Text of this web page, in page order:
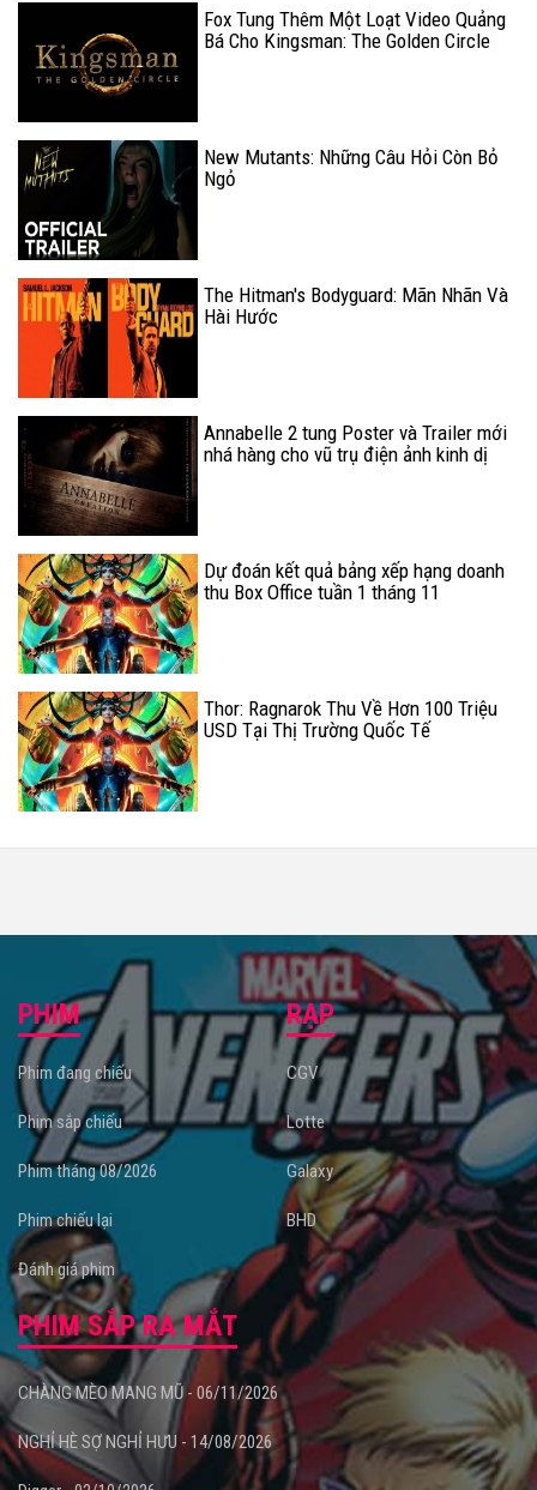
Fox Tung Thêm Một Loạt Video Quảng
Bá Cho Kingsman: The Golden Circle
New Mutants: Những Câu Hỏi Còn Bỏ
Ngỏ
The Hitman's Bodyguard: Mãn Nhãn Và
Hài Hước
Annabelle 2 tung Poster và Trailer mới
nhá hàng cho vũ trụ điện ảnh kinh dị
Dự đoán kết quả bảng xếp hạng doanh
thu Box Office tuần 1 tháng 11
Thor: Ragnarok Thu Về Hơn 100 Triệu
USD Tại Thị Trường Quốc Tế
PHIM
Phim đang chiếu
Phim sắp chiếu
Phim tháng 08/2026
Phim chiếu lại
Đánh giá phim
RẠP
CGV
Lotte
Galaxy
BHD
PHIM SẮP RA MẮT
CHÀNG MÈO MANG MŨ - 06/11/2026
NGHỈ HÈ SỢ NGHỈ HƯU - 14/08/2026